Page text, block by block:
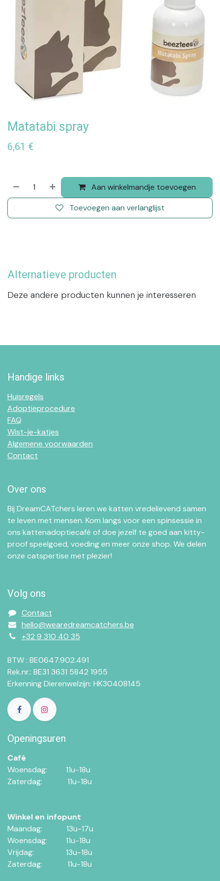
Matatabi spray
6,61 €
Aan winkelmandje toevoegen
Toevoegen aan verlanglijst
Alternatieve producten
Deze andere producten kunnen je interesseren
Handige links
Huisregels
Adoptieprocedure
FAQ
Wist-je-katjes
Algemene voorwaarden
Contact
Over ons
Bij DreamCATchers leren we katten vredelievend samen
te leven met mensen. Kom langs voor een spinsessie in
ons kattenadoptiecafé of doe jezelf te goed aan kitty-
proof speelgoed, voeding en meer onze shop. We delen
onze catspertise met plezier!
Volg ons
Contact
hello@wearedreamcatchers.be
+32 9 310 40 35
BTW : BE0647.902.491
Rek.nr.: BE31 3631 5842 1955
Erkenning Dierenwelzijn: HK30408145
Openingsuren
Café
Woensdag:​​
11u-18u
Zaterdag:​
​11u-18u
Winkel en infopunt
Maandag:​​​
​13u-17u
Woensdag:​​
​11u-18u
Vrijdag:
​13u-18u
Zaterdag:
​11u-18u